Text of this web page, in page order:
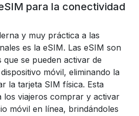
para la conectividad
y muy práctica a las
es la eSIM. Las eSIM son
que se pueden activar de
móvil, eliminando la
la tarjeta SIM física. Esta
los viajeros comprar y activar
móvil en línea, brindándoles